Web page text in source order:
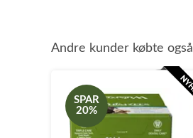
Andre kunder købte også
SPAR
20%